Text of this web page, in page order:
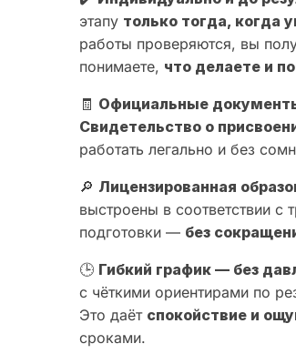
этапу только тогда, когда
работы проверяются, вы
понимаете, что делаете и
🧾 Официальные
Свидетельство о
работать легально и без
🔎 Лицензированная
выстроены в соответствии с
подготовки — без
🕒 Гибкий график — без
с чёткими ориентирами по
Это даёт спокойствие и
сроками.